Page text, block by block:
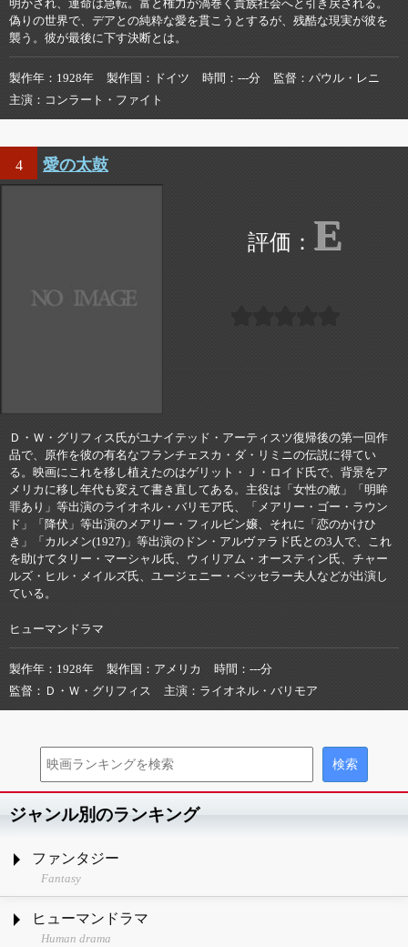
明かされ、運命は急転。富と権力が渦巻く貴族社会へと引き戻される。
偽りの世界で、デアとの純粋な愛を貫こうとするが、残酷な現実が彼を
襲う。彼が最後に下す決断とは。
製作年 1928年 製作国 ドイツ 時間 ---分 監督
パウル・レニ
主演
コンラート・ファイト
4 愛の太鼓
E
Ｄ・Ｗ・グリフィス氏がユナイテッド・アーティスツ復帰後の第一回作
品で、原作を彼の有名なフランチェスカ・ダ・リミニの伝説に得てい
る。映画にこれを移し植えたのはゲリット・Ｊ・ロイド氏で、背景をア
メリカに移し年代も変えて書き直してある。主役は「女性の敵」「明眸
罪あり」等出演のライオネル・バリモア氏、「メアリー・ゴー・ラウン
ド」「降伏」等出演のメアリー・フィルビン嬢、それに「恋のかけひ
き」「カルメン(1927)」等出演のドン・アルヴァラド氏との3人で、これ
を助けてタリー・マーシャル氏、ウィリアム・オースティン氏、チャー
ルズ・ヒル・メイルズ氏、ユージェニー・ベッセラー夫人などが出演し
ている。
ヒューマンドラマ
製作年 1928年 製作国 アメリカ 時間
---分
監督
Ｄ・Ｗ・グリフィス 主演 ライオネル・バリモア
ジャンル別のランキング
ファンタジー
Fantasy
ヒューマンドラマ
Human drama